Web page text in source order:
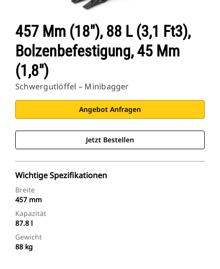
457 Mm (18"), 88 L (3,1 Ft3),
Bolzenbefestigung, 45 Mm
(1,8")
Schwergutlöffel – Minibagger
Angebot Anfragen
Jetzt Bestellen
Wichtige Spezifikationen
Breite
457 mm
Kapazität
87.8 l
Gewicht
88 kg